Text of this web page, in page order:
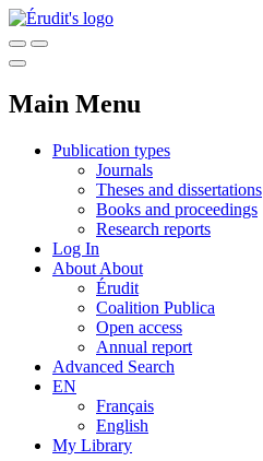
Main Menu
Publication types
Journals
Theses and dissertations
Books and proceedings
Research reports
Log In
About About
Érudit
Coalition Publica
Open access
Annual report
Advanced Search
EN
Français
English
My Library